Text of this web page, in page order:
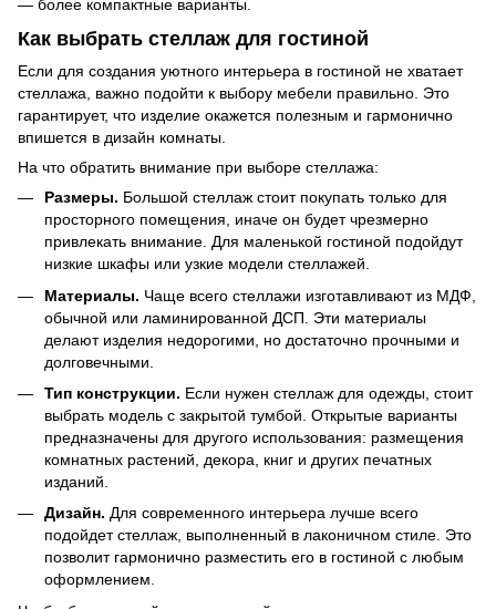
— более компактные варианты.
Как выбрать стеллаж для гостиной
Если для создания уютного интерьера в гостиной не хватает
стеллажа, важно подойти к выбору мебели правильно. Это
гарантирует, что изделие окажется полезным и гармонично
впишется в дизайн комнаты.
На что обратить внимание при выборе стеллажа:
Размеры. Большой стеллаж стоит покупать только для
просторного помещения, иначе он будет чрезмерно
привлекать внимание. Для маленькой гостиной подойдут
низкие шкафы или узкие модели стеллажей.
Материалы. Чаще всего стеллажи изготавливают из МДФ,
обычной или ламинированной ДСП. Эти материалы
делают изделия недорогими, но достаточно прочными и
долговечными.
Тип конструкции. Если нужен стеллаж для одежды, стоит
выбрать модель с закрытой тумбой. Открытые варианты
предназначены для другого использования: размещения
комнатных растений, декора, книг и других печатных
изданий.
Дизайн. Для современного интерьера лучше всего
подойдет стеллаж, выполненный в лаконичном стиле. Это
позволит гармонично разместить его в гостиной с любым
оформлением.